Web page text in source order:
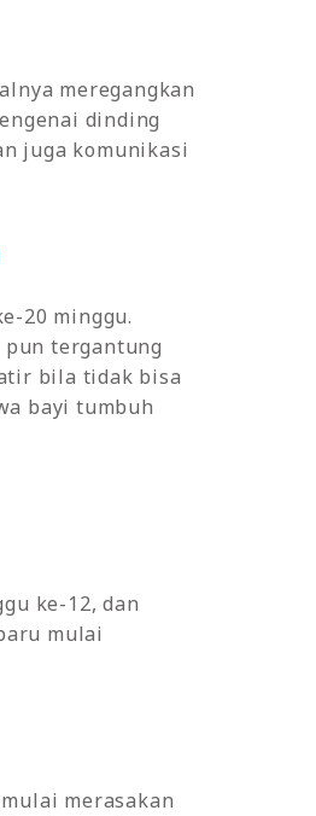
meregangkan
dinding
juga komunikasi
20 minggu.
pun tergantung
bila tidak bisa
bayi tumbuh
ke-12, dan
mulai
merasakan